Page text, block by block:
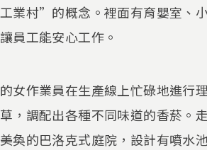
業村”的概念。裡面有育嬰室、
員工能安心工作。
女作業員在生產線上忙碌地進行
，調配出各種不同味道的香菸。
奐的巴洛克式庭院，設計有噴水